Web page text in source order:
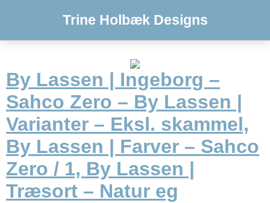
Trine Holbæk Designs
By Lassen | Ingeborg –
Sahco Zero – By Lassen |
Varianter – Eksl. skammel,
By Lassen | Farver – Sahco
Zero / 1, By Lassen |
Træsort – Natur eg